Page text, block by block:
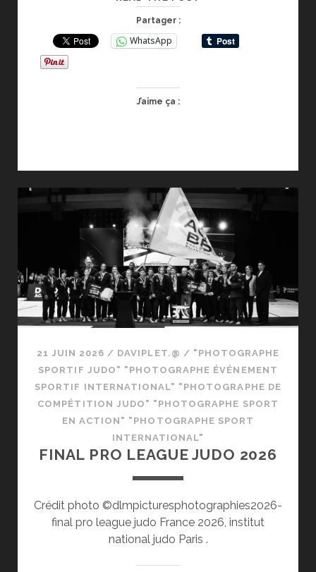
SUR
Partager :
WhatsApp
J’aime ça :
21 JUIN 2026 / DAVIPLET.@ / "PHOTOGRAPHE
SPORTIF JUDO" "PHOTOGRAPHE ÉVÉNEMENT
SPORTIF INTERNATIONAL" "PHOTOGRAPHE DE
COMPÉTITION JUDO" "PHOTOGRAPHE SPORT
EN ACTION" "PHOTOGRAPHE SPORT
INTERNATIONAL"
FINAL PRO LEAGUE JUDO 2026
Crédit photo ©dlmpicturesphotographies2026-
final pro league judo France 2026, institut
national judo Paris .